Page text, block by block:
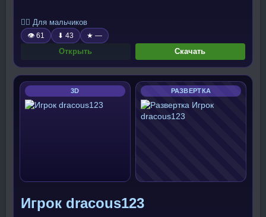
🧍‍♂️ Для мальчиков
👁 61 ⬇ 43 ★ —
Открыть Скачать
3D РАЗВЕРТКА
Игрок dracous123